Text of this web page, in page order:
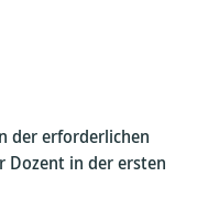
der erforderlichen
in der ersten